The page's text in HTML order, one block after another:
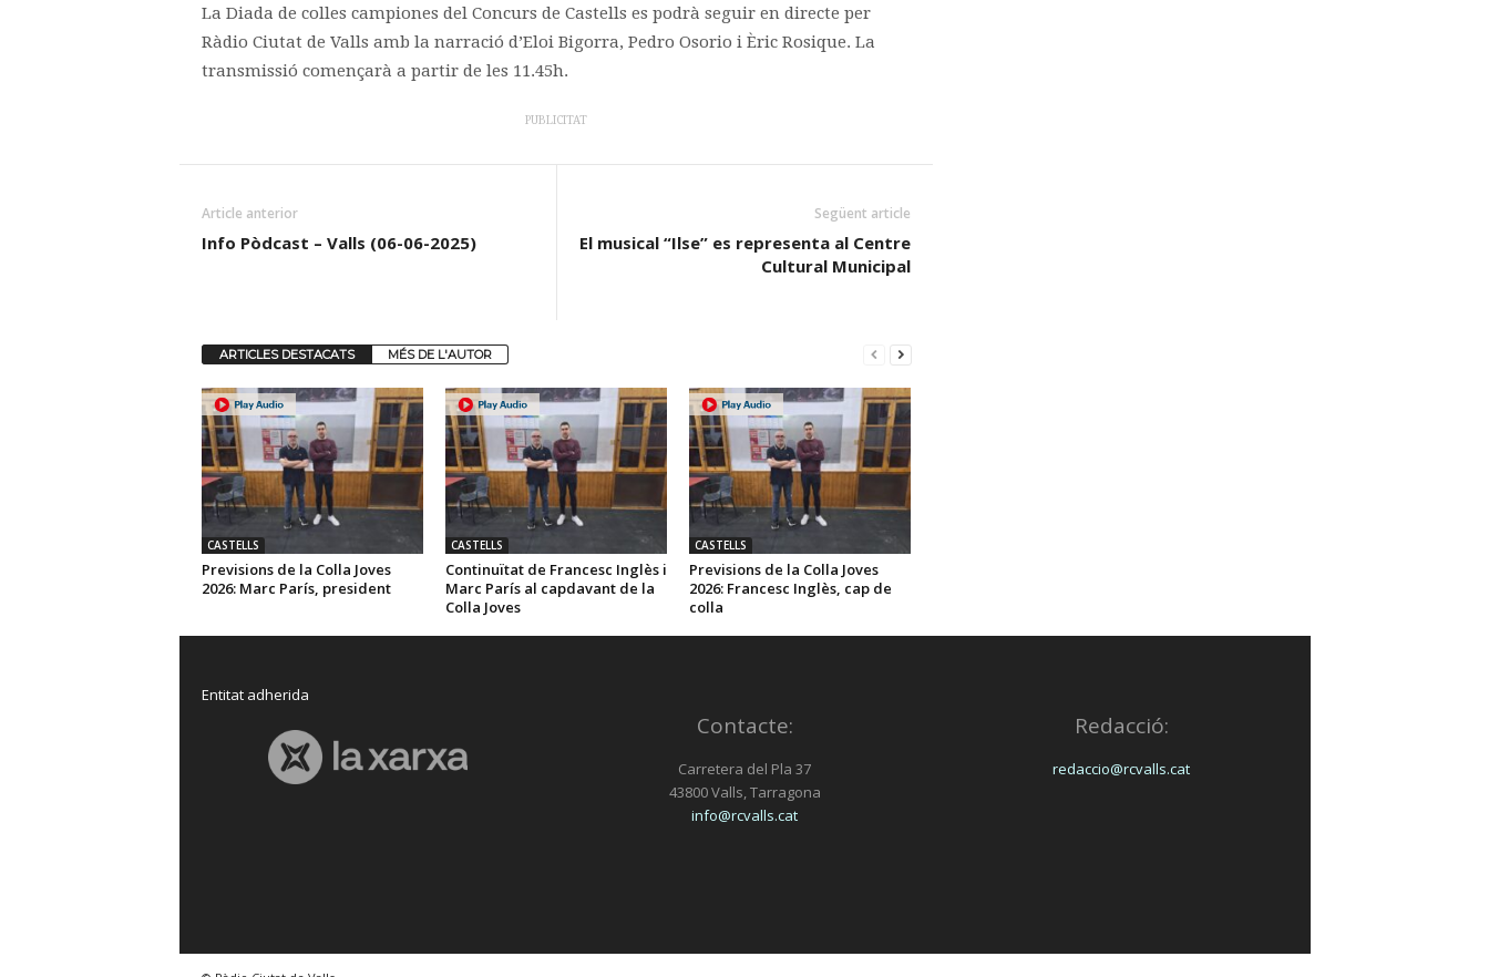
La Diada de colles campiones del Concurs de Castells es podrà seguir en directe per
Ràdio Ciutat de Valls amb la narració d’Eloi Bigorra, Pedro Osorio i Èric Rosique. La
transmissió començarà a partir de les 11.45h.
PUBLICITAT
Article anterior
Info Pòdcast – Valls (06-06-2025)
Següent article
El musical “Ilse” es representa al Centre
Cultural Municipal
ARTICLES DESTACATS MÉS DE L'AUTOR
CASTELLS
Previsions de la Colla Joves
2026: Marc París, president
CASTELLS
Continuïtat de Francesc Inglès i
Marc París al capdavant de la
Colla Joves
CASTELLS
Previsions de la Colla Joves
2026: Francesc Inglès, cap de
colla
Entitat adherida
Contacte:
Carretera del Pla 37
43800 Valls, Tarragona
info@rcvalls.cat
Redacció:
redaccio@rcvalls.cat